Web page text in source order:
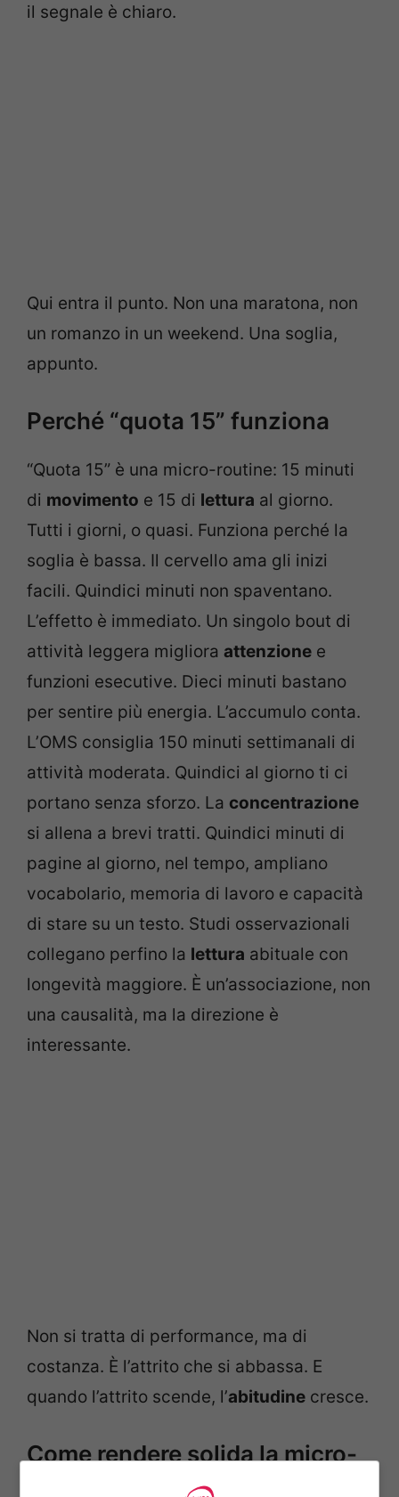
il segnale è chiaro.
Qui entra il punto. Non una maratona, non
un romanzo in un weekend. Una soglia,
appunto.
Perché “quota 15” funziona
“Quota 15” è una micro-routine: 15 minuti
di movimento e 15 di lettura al giorno.
Tutti i giorni, o quasi. Funziona perché la
soglia è bassa. Il cervello ama gli inizi
facili. Quindici minuti non spaventano.
L’effetto è immediato. Un singolo bout di
attività leggera migliora attenzione e
funzioni esecutive. Dieci minuti bastano
per sentire più energia. L’accumulo conta.
L’OMS consiglia 150 minuti settimanali di
attività moderata. Quindici al giorno ti ci
portano senza sforzo. La concentrazione
si allena a brevi tratti. Quindici minuti di
pagine al giorno, nel tempo, ampliano
vocabolario, memoria di lavoro e capacità
di stare su un testo. Studi osservazionali
collegano perfino la lettura abituale con
longevità maggiore. È un’associazione, non
una causalità, ma la direzione è
interessante.
Non si tratta di performance, ma di
costanza. È l’attrito che si abbassa. E
quando l’attrito scende, l’abitudine cresce.
Come rendere solida la micro-